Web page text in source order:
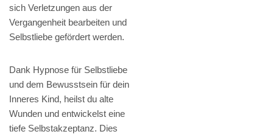
sich Verletzungen aus der
Vergangenheit bearbeiten und
Selbstliebe gefördert werden.
Dank Hypnose für Selbstliebe
und dem Bewusstsein für dein
Inneres Kind, heilst du alte
Wunden und entwickelst eine
tiefe Selbstakzeptanz. Dies